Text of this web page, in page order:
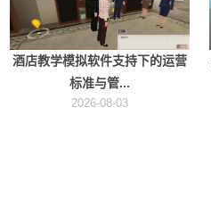
酒店教学模拟软件支持下的运营
标准与管...
2026-08-03